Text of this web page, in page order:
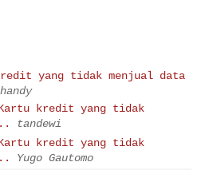
yang tidak menjual data
Kartu kredit yang tidak
tandewi
Kartu kredit yang tidak
Yugo Gautomo